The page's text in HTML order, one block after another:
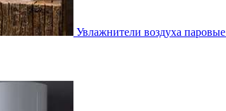
Увлажнители воздуха паровые